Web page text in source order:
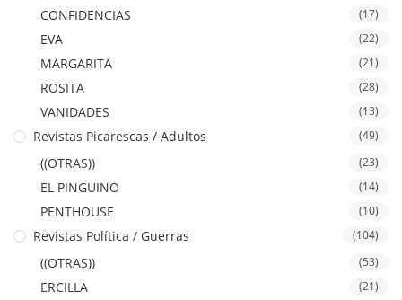
CONFIDENCIAS (17)
EVA (22)
MARGARITA (21)
ROSITA (28)
VANIDADES (13)
Revistas Picarescas / Adultos (49)
((OTRAS)) (23)
EL PINGUINO (14)
PENTHOUSE (10)
Revistas Política / Guerras (104)
((OTRAS)) (53)
ERCILLA (21)